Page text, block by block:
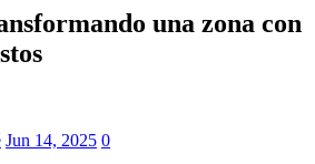
una zona con
Jun 14, 2025 0